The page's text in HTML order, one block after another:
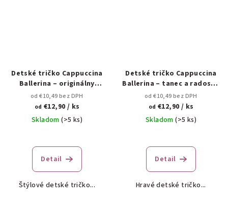
Detské tričko Cappuccina
Ballerina – originálny
darček pre deti 🎁✨
od €10,49 bez DPH
od €12,90 / ks
Skladom(>5 ks)
Detail
Štýlové detské tričko...
Detské tričko Cappuccina
Ballerina – tanec a radosť v
jednom 🩰☕
od €10,49 bez DPH
od €12,90 / ks
Skladom(>5 ks)
Detail
Hravé detské tričko...